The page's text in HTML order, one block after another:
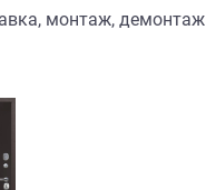
монтаж, демонтаж